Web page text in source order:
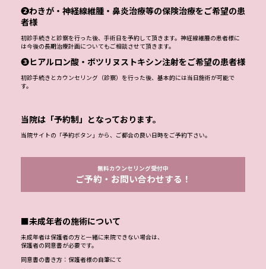
❷わきが・神経線維腫・鼻炎治療等の保険治療をご希望の患
者様
初診手続きと診察を行った後、手術日を予約して頂きます。神経線維腫の患者様に
は今後の長期治療計画についてもご相談させて頂きます。
❸ヒアルロン酸・ボツリヌストキシン注射をご希望の患者様
初診手続きとカウンセリング（診察）を行った後、基本的には当日施術が可能で
す。
当院は「予約制」となっております。
当院サイトの「予約ボタン」から、ご都合の良い日時をご予約下さい。
無料カウンセリング受付中
ご予約・お問い合わせする！
■未成年者の施術について
未成年者は保護者の方と一緒に来院できない場合は、
保護者の同意書が必要です。
同意書の書き方：保護者様の自筆にて